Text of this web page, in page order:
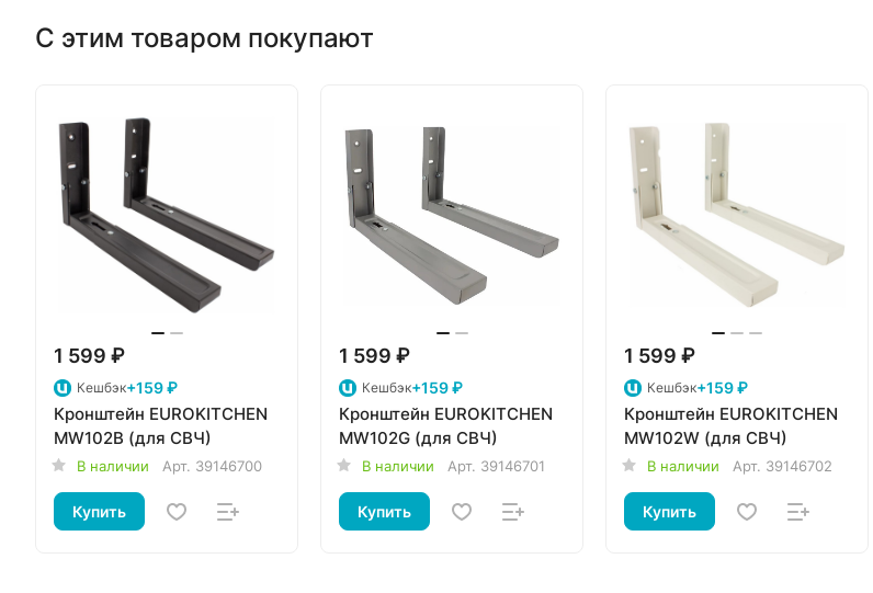
С этим товаром покупают
1 599 ₽
Кешбэк+159 ₽
Кронштейн EUROKITCHEN
MW102B (для СВЧ)
В наличии Арт. 39146700
Купить
1 599 ₽
Кешбэк+159 ₽
Кронштейн EUROKITCHEN
MW102G (для СВЧ)
В наличии Арт. 39146701
Купить
1 599 ₽
Кешбэк+159 ₽
Кронштейн EUROKITCHEN
MW102W (для СВЧ)
В наличии Арт. 39146702
Купить